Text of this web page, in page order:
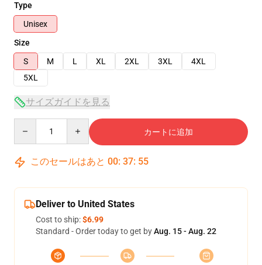
Type
Unisex
Size
S
M L XL 2XL 3XL
4XL
5XL
サイズガイドを見る
カートに追加
このセールはあと 00: 37: 54
Deliver to United States
Cost to ship:$6.99
Standard - Order today to get byAug. 15 - Aug. 22